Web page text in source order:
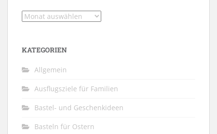
Archiv
KATEGORIEN
Allgemein
Ausflugsziele für Familien
Bastel- und Geschenkideen
Basteln für Ostern